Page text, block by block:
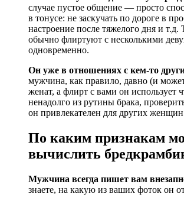
случае пустое общение — просто
в тонусе: не заскучать по дороге в
настроение после тяжелого дня и т.д.
обычно флиртуют с несколькими
одновременно.
Он уже в отношениях с кем-то
мужчина, как правило, давно (и
женат, а флирт с вами он использует
ненадолго из рутины брака,
он привлекателен для других
По каким признакам
вычислить
Мужчина всегда пишет вам
знаете, на какую из ваших фоток он